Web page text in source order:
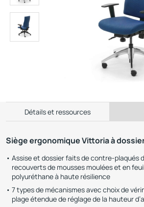
Détails et ressources
Siège ergonomique Vittoria à
Assise et dossier faits de contre-plaqués
recouverts de mousses moulées et en
polyuréthane à haute résilience
7 types de mécanismes avec choix de
plage étendue de réglage de la hauteur